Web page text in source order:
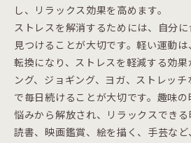
し、リラックス効果を高めます。
ストレスを解消するためには、自分
見つけることが大切です。軽い運動
転換になり、ストレスを軽減する効
ング、ジョギング、ヨガ、ストレッ
で毎日続けることが大切です。趣味
悩みから解放され、リラックスできる
読書、映画鑑賞、絵を描く、手芸な